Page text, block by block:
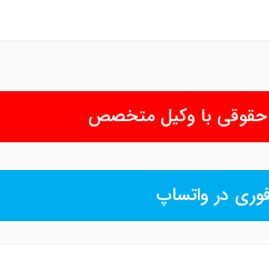
حقوقی با وکیل متخصص
در واتساپ